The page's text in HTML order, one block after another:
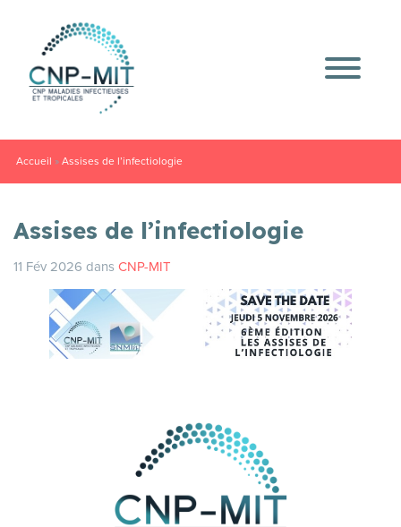
Accueil »Assises de l’infectiologie
Assises de l’infectiologie
11 Fév 2026 dans CNP-MIT